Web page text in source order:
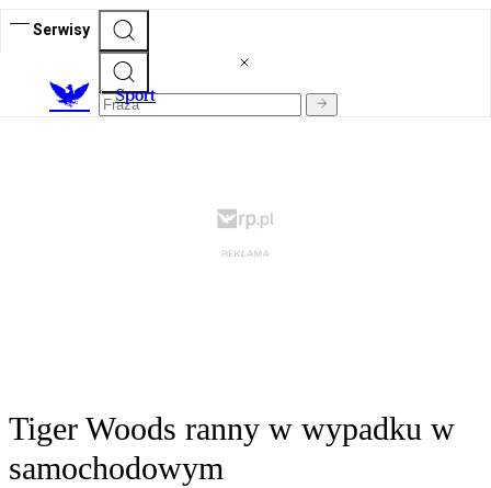
Serwisy
Sport
Tiger Woods ranny w wypadku w
samochodowym